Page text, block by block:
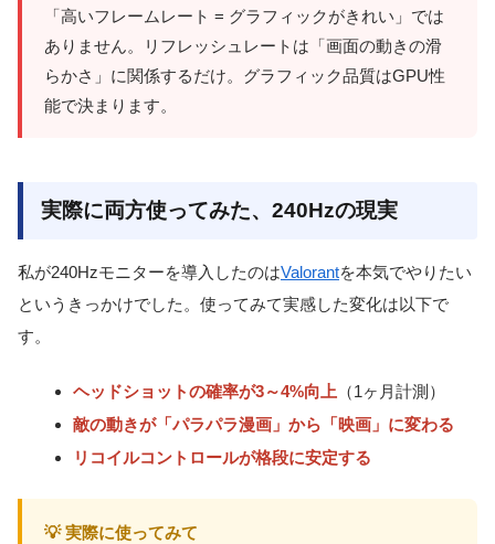
「高いフレームレート = グラフィックがきれい」では
ありません。リフレッシュレートは「画面の動きの滑
らかさ」に関係するだけ。グラフィック品質はGPU性
能で決まります。
実際に両方使ってみた、240Hzの現実
私が240Hzモニターを導入したのはValorantを本気でやりたい
というきっかけでした。使ってみて実感した変化は以下で
す。
ヘッドショットの確率が3～4%向上 （1ヶ月計測）
敵の動きが「パラパラ漫画」から「映画」に変わる
リコイルコントロールが格段に安定する
💡 実際に使ってみて